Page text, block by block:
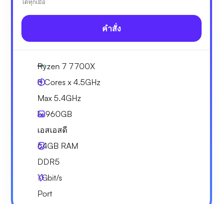
ได้ทุกเมื่อ
คำสั่ง
Ryzen 7 7700X
8 Cores x 4.5GHz
Max 5.4GHz
1x960GB
เอสเอสดี
64GB RAM
DDR5
1Gbit/s
Port